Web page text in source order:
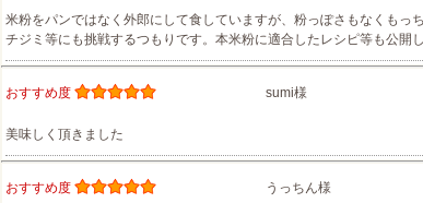
米粉をパンではなく外郎にして食していますが、粉っぽさもなくも
チジミ等にも挑戦するつもりです。本米粉に適合したレシピ等も公開
おすすめ度 sumi様
美味しく頂きました
おすすめ度 うっちん様